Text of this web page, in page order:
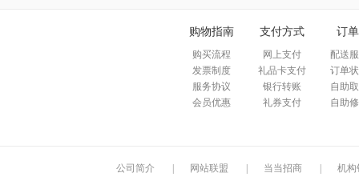
购物指南
购买流程
发票制度
服务协议
会员优惠
支付方式
网上支付
礼品卡支付
银行转账
礼券支付
订
配送
订单
自助
自助
公司简介 网站联盟 当当招商 机构